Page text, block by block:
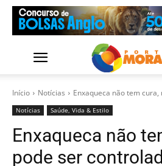
Início Notícias Enxaqueca não tem
Notícias Saúde, Vida & Estilo
Enxaqueca não
pode ser